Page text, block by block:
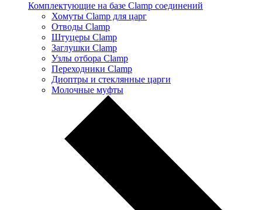
Комплектующие на базе Clamp соединений
Хомуты Clamp для царг
Отводы Clamp
Штуцеры Clamp
Заглушки Clamp
Узлы отбора Clamp
Переходники Clamp
Диоптры и стеклянные царги
Молочные муфты